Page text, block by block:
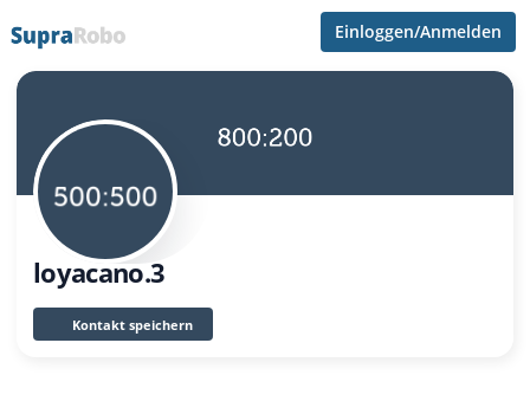
Einloggen/Anmelden
loyacano.3
Kontakt speichern